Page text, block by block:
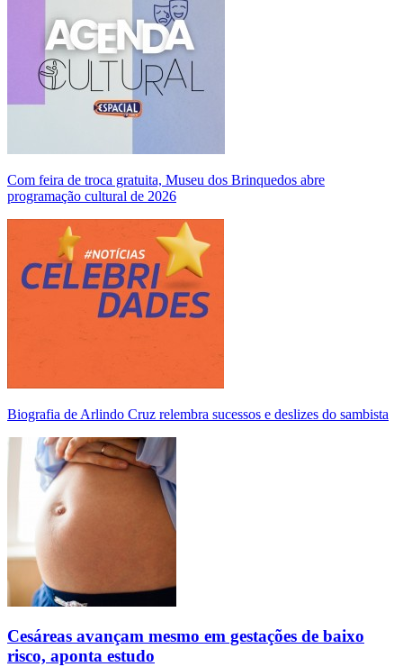
Com feira de troca gratuita, Museu dos Brinquedos abre
programação cultural de 2026
Biografia de Arlindo Cruz relembra sucessos e deslizes do sambista
Cesáreas avançam mesmo em gestações de baixo
risco, aponta estudo